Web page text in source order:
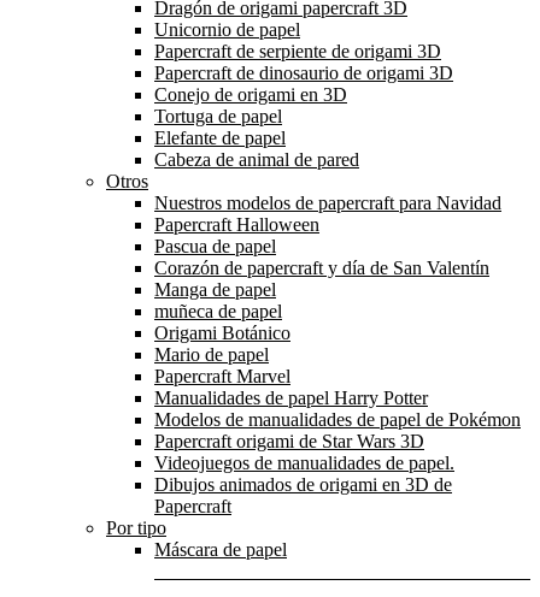
Dragón de origami papercraft 3D
Unicornio de papel
Papercraft de serpiente de origami 3D
Papercraft de dinosaurio de origami 3D
Conejo de origami en 3D
Tortuga de papel
Elefante de papel
Cabeza de animal de pared
Otros
Nuestros modelos de papercraft para Navidad
Papercraft Halloween
Pascua de papel
Corazón de papercraft y día de San Valentín
Manga de papel
muñeca de papel
Origami Botánico
Mario de papel
Papercraft Marvel
Manualidades de papel Harry Potter
Modelos de manualidades de papel de Pokémon
Papercraft origami de Star Wars 3D
Videojuegos de manualidades de papel.
Dibujos animados de origami en 3D de
Papercraft
Por tipo
Máscara de papel